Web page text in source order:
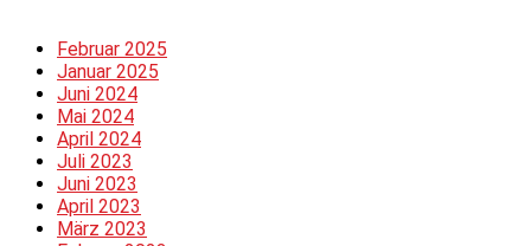
Februar 2025
Januar 2025
Juni 2024
Mai 2024
April 2024
Juli 2023
Juni 2023
April 2023
März 2023